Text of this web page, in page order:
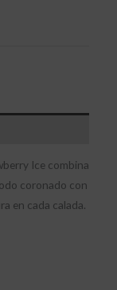
Ice combina
coronado con
en cada calada.